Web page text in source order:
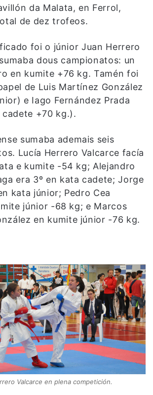
da Malata, en Ferrol,
de dez trofeos.
foi o júnior Juan Herrero
dous campionatos: un
en kumite +76 kg. Tamén foi
de Luis Martínez González
e Iago Fernández Prada
cadete +70 kg.).
sumaba ademais seis
Lucía Herrero Valcarce facía
e kumite -54 kg; Alejandro
era 3º en kata cadete; Jorge
kata júnior; Pedro Cea
júnior -68 kg; e Marcos
en kumite júnior -76 kg.
Valcarce en plena competición.